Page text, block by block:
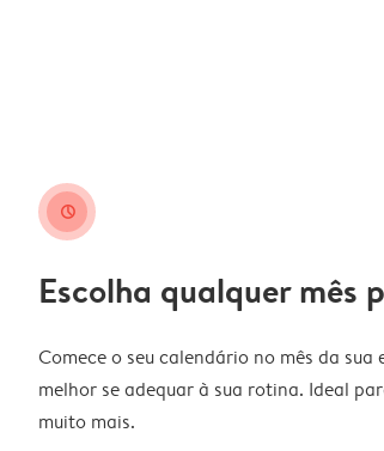
clock
Escolha qualquer mês
Comece o seu calendário no mês da
melhor se adequar à sua rotina. Ideal
muito mais.